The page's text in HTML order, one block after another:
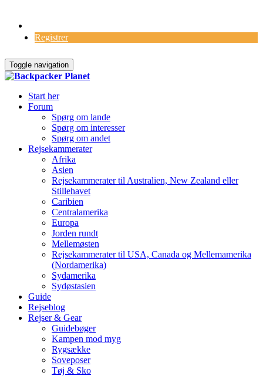
Registrer
Toggle navigation
Start her
Forum
Spørg om lande
Spørg om interesser
Spørg om andet
Rejsekammerater
Afrika
Asien
Rejsekammerater til Australien, New Zealand eller
Stillehavet
Caribien
Centralamerika
Europa
Jorden rundt
Mellemøsten
Rejsekammerater til USA, Canada og Mellemamerika
(Nordamerika)
Sydamerika
Sydøstasien
Guide
Rejseblog
Rejser & Gear
Guidebøger
Kampen mod myg
Rygsække
Soveposer
Tøj & Sko